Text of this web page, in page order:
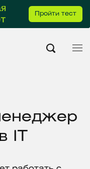
Пройти тест
IT